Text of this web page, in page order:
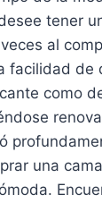
tener
al
facilidad de
como
una